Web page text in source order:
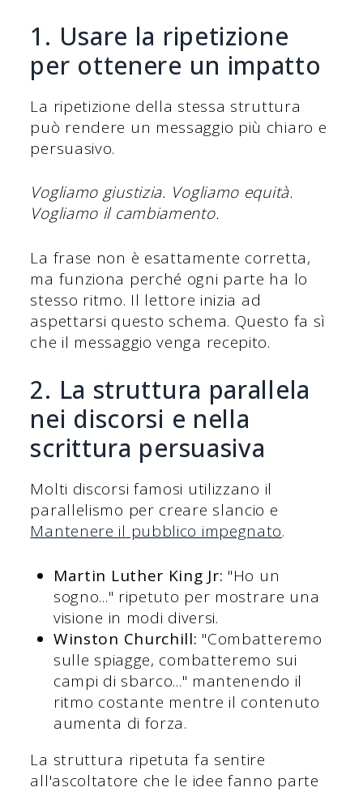
1. Usare la ripetizione
per ottenere un impatto
La ripetizione della stessa struttura
può rendere un messaggio più chiaro e
persuasivo.
Vogliamo giustizia. Vogliamo equità.
Vogliamo il cambiamento.
La frase non è esattamente corretta,
ma funziona perché ogni parte ha lo
stesso ritmo. Il lettore inizia ad
aspettarsi questo schema. Questo fa sì
che il messaggio venga recepito.
2. La struttura parallela
nei discorsi e nella
scrittura persuasiva
Molti discorsi famosi utilizzano il
parallelismo per creare slancio e
Mantenere il pubblico impegnato.
Martin Luther King Jr: "Ho un
sogno..." ripetuto per mostrare una
visione in modi diversi.
Winston Churchill: "Combatteremo
sulle spiagge, combatteremo sui
campi di sbarco..." mantenendo il
ritmo costante mentre il contenuto
aumenta di forza.
La struttura ripetuta fa sentire
all'ascoltatore che le idee fanno parte